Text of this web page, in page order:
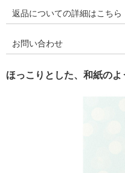
返品についての詳細はこちら
お問い合わせ
ほっこりとした、和紙のよ